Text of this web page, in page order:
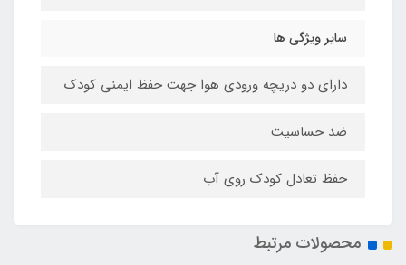
سایر ویژگی ها
دارای دو دریچه ورودی هوا جهت حفظ ایمنی کودک
ضد حساسیت
حفظ تعادل کودک روی آب
محصولات مرتبط